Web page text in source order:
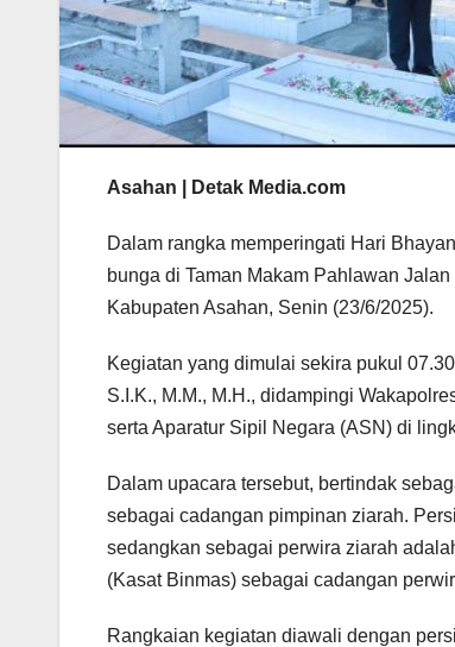
Asahan | Detak Media.com
Dalam rangka memperingati Hari
bunga di Taman Makam Pahlawan
Kabupaten Asahan, Senin (23/6/2025).
Kegiatan yang dimulai sekira pukul
S.I.K., M.M., M.H., didampingi
serta Aparatur Sipil Negara (ASN) di
Dalam upacara tersebut, bertindak
sebagai cadangan pimpinan ziarah.
sedangkan sebagai perwira ziarah
(Kasat Binmas) sebagai cadangan
Rangkaian kegiatan diawali dengan